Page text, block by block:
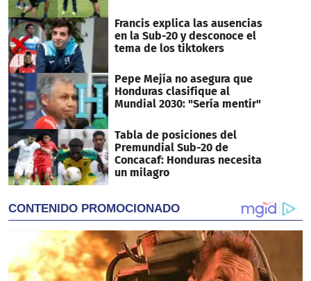
Francis explica las ausencias
en la Sub-20 y desconoce el
tema de los tiktokers
Pepe Mejía no asegura que
Honduras clasifique al
Mundial 2030: "Sería mentir"
Tabla de posiciones del
Premundial Sub-20 de
Concacaf: Honduras necesita
un milagro